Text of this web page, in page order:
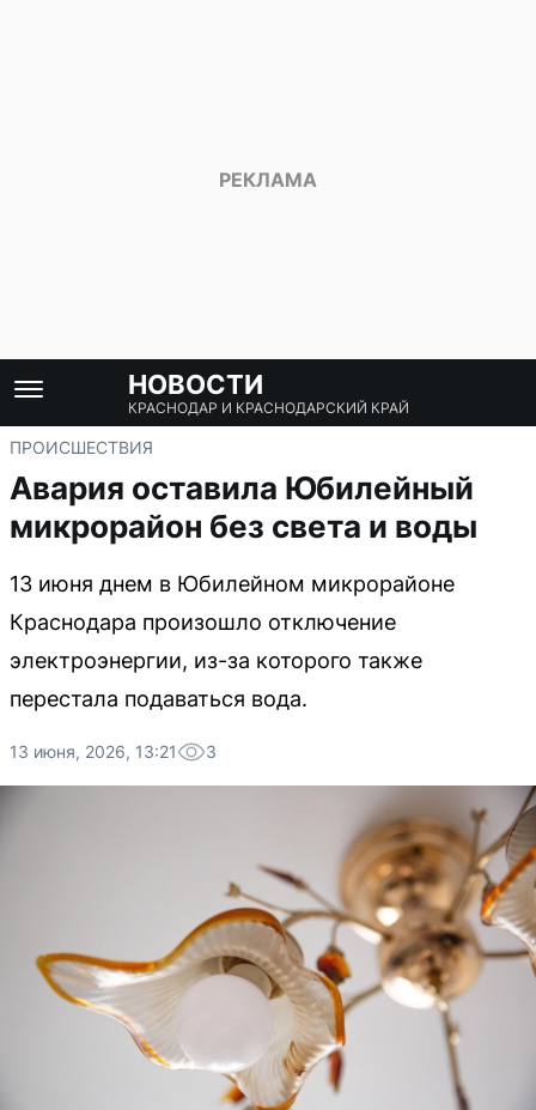
НОВОСТИ
КРАСНОДАР И КРАСНОДАРСКИЙ КРАЙ
ПРОИСШЕСТВИЯ
Авария оставила Юбилейный
микрорайон без света и воды
13 июня днем в Юбилейном микрорайоне
Краснодара произошло отключение
электроэнергии, из-за которого также
перестала подаваться вода.
13 июня, 2026, 13:21 3